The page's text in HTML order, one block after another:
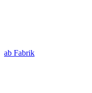
ab Fabrik